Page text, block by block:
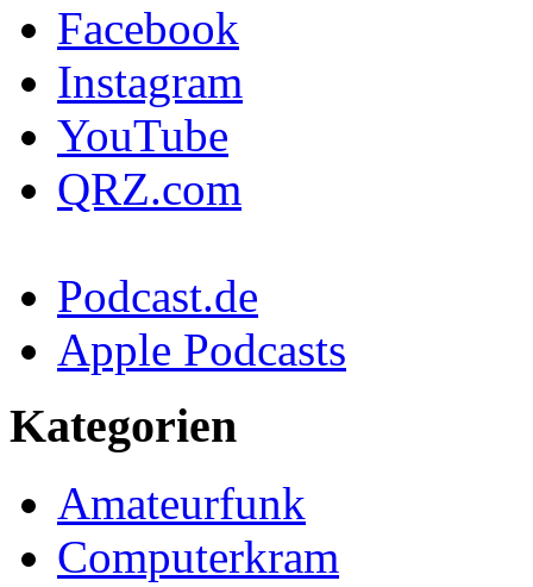
Facebook
Instagram
YouTube
QRZ.com
Podcast.de
Apple Podcasts
Kategorien
Amateurfunk
Computerkram